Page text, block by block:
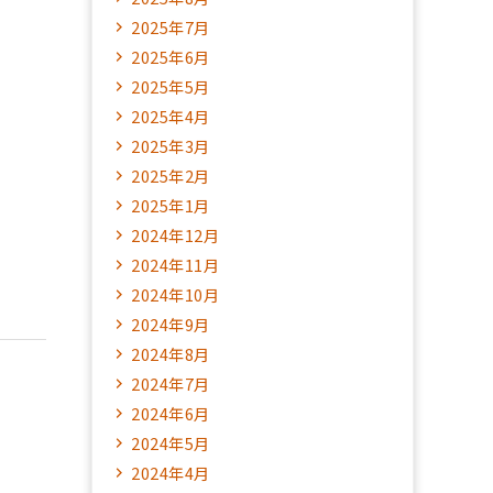
2025年7月
2025年6月
2025年5月
2025年4月
2025年3月
2025年2月
2025年1月
2024年12月
2024年11月
2024年10月
2024年9月
2024年8月
2024年7月
2024年6月
2024年5月
2024年4月